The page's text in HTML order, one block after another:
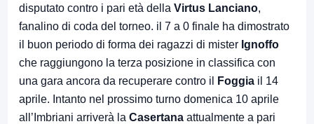
disputato contro i pari età della Virtus Lanciano,
fanalino di coda del torneo. il 7 a 0 finale ha dimostrato
il buon periodo di forma dei ragazzi di mister Ignoffo
che raggiungono la terza posizione in classifica con
una gara ancora da recuperare contro il
Foggia il 14
aprile. Intanto nel prossimo turno domenica 10 aprile
all’Imbriani arriverà la Casertana attualmente a pari